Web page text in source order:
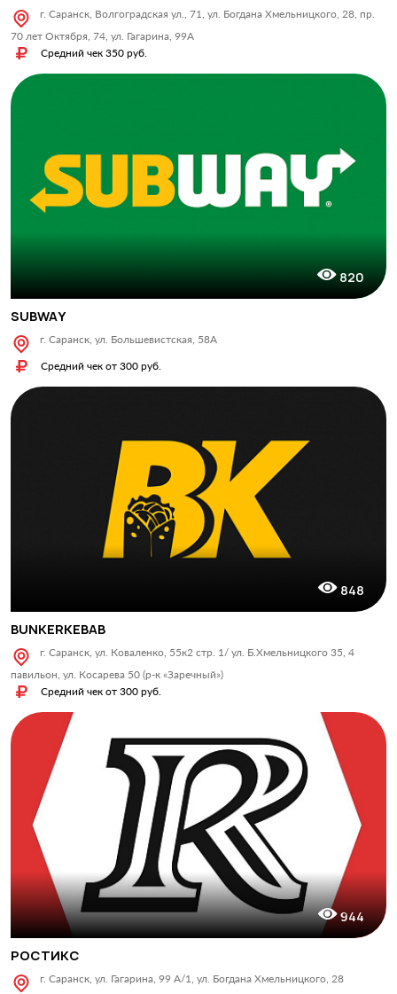
г. Саранск, Волгоградская ул., 71, ул. Богдана Хмельницкого, 28, пр.
70 лет Октября, 74, ул. Гагарина, 99А
Средний чек 350 руб.
820
SUBWAY
г. Саранск, ул. Большевистская, 58А
Средний чек от 300 руб.
848
BUNKERKEBAB
г. Саранск, ул. Коваленко, 55к2 стр. 1/ ул. Б.Хмельницкого 35, 4
павильон, ул. Косарева 50 (р-к «Заречный»)
Средний чек от 300 руб.
944
РОСТИКС
г. Саранск, ул. Гагарина, 99 А/1, ул. Богдана Хмельницкого, 28